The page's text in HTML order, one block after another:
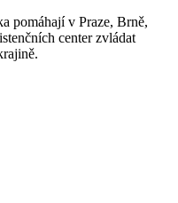
pomáhají v Praze, Brně,
center zvládat